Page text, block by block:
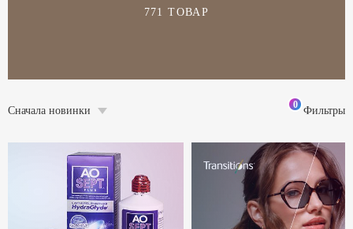
771 ТОВАР
Сначала новинки 0 Фильтры